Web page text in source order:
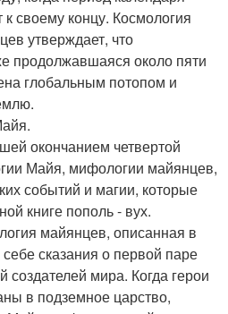
к своему концу. Космология
утверждает, что
продолжавшаяся около пяти
глобальным потопом и
окончанием четвертой
Майя, мифологии майянцев,
событий и магии, которые
книге пополь - вух.
майянцев, описанная в
сказания о первой паре
создателей мира. Когда герои
в подземное царство,